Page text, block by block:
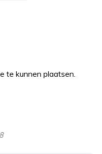
te kunnen plaatsen.